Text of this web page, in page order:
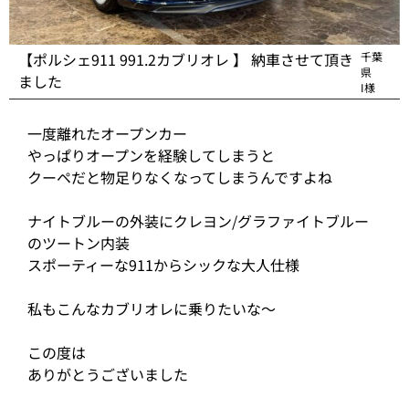
【ポルシェ911 991.2カブリオレ 】 納車させて頂き
ました
千葉
県
I様
一度離れたオープンカー
やっぱりオープンを経験してしまうと
クーペだと物足りなくなってしまうんですよね
ナイトブルーの外装にクレヨン/グラファイトブルー
のツートン内装
スポーティーな911からシックな大人仕様
私もこんなカブリオレに乗りたいな〜
この度は
ありがとうございました